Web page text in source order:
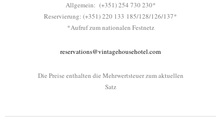
Allgemein: (+351) 254 730 230*
Reservierung: (+351) 220 133 185/128/126/137*
*Aufruf zum nationalen Festnetz
reservations@vintagehousehotel.com
Die Preise enthalten die Mehrwertsteuer zum aktuellen
Satz